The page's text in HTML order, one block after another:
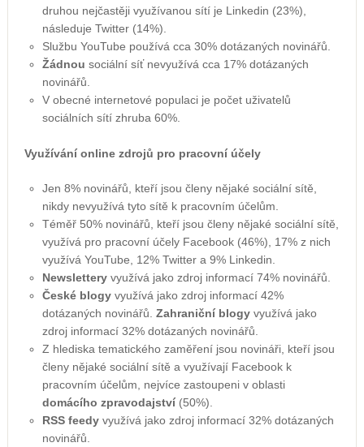
druhou nejčastěji využívanou sítí je Linkedin (23%),
následuje Twitter (14%).
Službu YouTube používá cca 30% dotázaných novinářů.
Žádnou sociální síť nevyužívá cca 17% dotázaných
novinářů.
V obecné internetové populaci je počet uživatelů
sociálních sítí zhruba 60%.
Využívání online zdrojů pro pracovní účely
Jen 8% novinářů, kteří jsou členy nějaké sociální sítě,
nikdy nevyužívá tyto sítě k pracovním účelům.
Téměř 50% novinářů, kteří jsou členy nějaké sociální sítě,
využívá pro pracovní účely Facebook (46%), 17% z nich
využívá YouTube, 12% Twitter a 9% Linkedin.
Newsletteryvyužívá jako zdroj informací 74% novinářů.
České blogyvyužívá jako zdroj informací 42%
dotázaných novinářů. Zahraniční blogyvyužívá jako
zdroj informací 32% dotázaných novinářů.
Z hlediska tematického zaměření jsou novináři, kteří jsou
členy nějaké sociální sítě a využívají Facebook k
pracovním účelům, nejvíce zastoupeni v oblasti
domácího zpravodajství(50%).
RSS feedyvyužívá jako zdroj informací 32% dotázaných
novinářů.